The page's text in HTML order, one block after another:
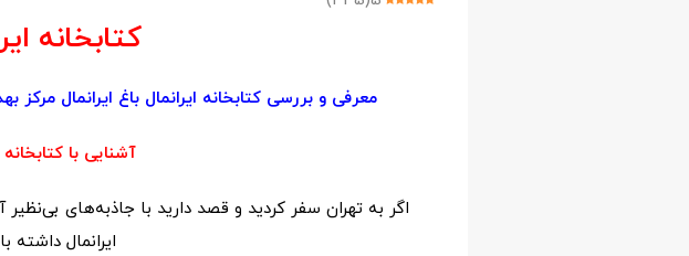
کتابخانه
معرفی و بررسی کتابخانه ایرانمال باغ ایرانمال
آشنایی با کتابخانه
اگر به تهران سفر کردید و قصد دارید با جاذبه‌های
ایرانمال داشته